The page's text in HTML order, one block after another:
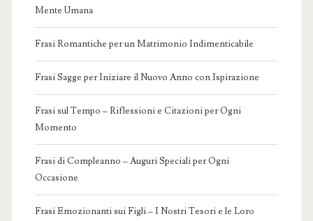
Mente Umana
Frasi Romantiche per un Matrimonio Indimenticabile
Frasi Sagge per Iniziare il Nuovo Anno con Ispirazione
Frasi sul Tempo – Riflessioni e Citazioni per Ogni
Momento
Frasi di Compleanno – Auguri Speciali per Ogni
Occasione
Frasi Emozionanti sui Figli – I Nostri Tesori e le Loro